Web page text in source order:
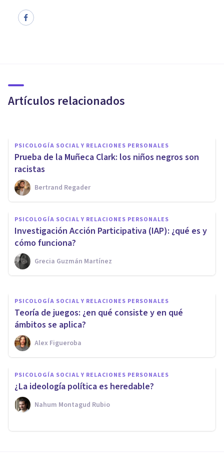
Artículos relacionados
demuestre ser un idiota?
PSICOLOGÍA SOCIAL Y RELACIONES PERSONALES
Prueba de la Muñeca Clark: los niños negros son
racistas
Bertrand Regader
PSICOLOGÍA SOCIAL Y RELACIONES PERSONALES
Investigación Acción Participativa (IAP): ¿qué es y
cómo funciona?
Grecia Guzmán Martínez
Efecto Mateo: qué es y cómo
describe las injusticias
Grecia Guzmán Martínez
PSICOLOGÍA SOCIAL Y RELACIONES PERSONALES
Teoría de juegos: ¿en qué consiste y en qué
ámbitos se aplica?
Alex Figueroba
PSICOLOGÍA SOCIAL Y RELACIONES PERSONALES
¿La ideología política es heredable?
Nahum Montagud Rubio